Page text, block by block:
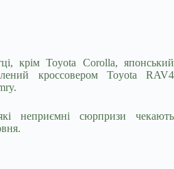
крім Toyota Corolla, японський
кроссовером Toyota RAV4
неприємні сюрпризи чекають